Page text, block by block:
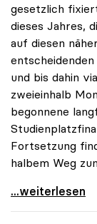
gesetzlich
dieses Jahres,
auf diesen
und bis dahin
zweieinhalb
begonnene
Fortsetzung
halbem Weg
Seidler: „Der
...weiterlesen